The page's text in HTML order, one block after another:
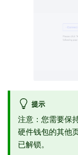
提示
注意：您需要保
硬件钱包的其他
已解锁。